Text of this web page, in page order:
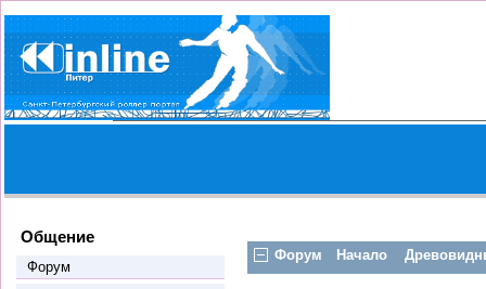
Общение
Форум
Форум Начало